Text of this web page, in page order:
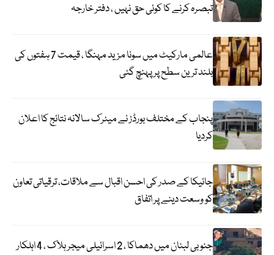
تبصرہ کرنے کا کوئی حق نہیں ، دفتر خارجہ
عالمی مارکیٹ میں سونا مزید مہنگا ، قیمت 7 ہفتوں کی
بلند ترین سطح پر پہنچ گئی
پنجاب کے مختلف بورڈز نے میٹرک سالانہ نتائج کا اعلان
کردیا
جائیکا کے صدر کی احسن اقبال سے ملاقات، ترقیاتی تعاون
کو وسعت دینے پر اتفاق
جنوبی لبنان میں دھماکا ، 2 اسرائیلی میجر ہلاک ، 4 اہلکار